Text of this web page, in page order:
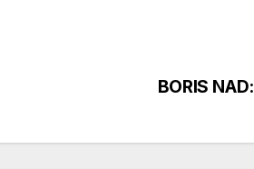
BORIS